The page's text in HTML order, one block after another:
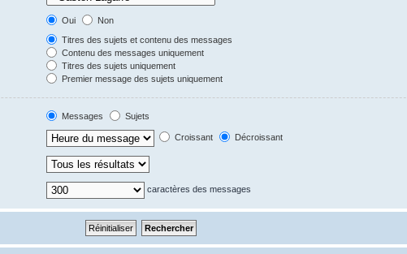
Oui
Non
Titres des sujets et contenu des messages
Contenu des messages uniquement
Titres des sujets uniquement
Premier message des sujets uniquement
Messages
Sujets
Croissant Décroissant
caractères des messages